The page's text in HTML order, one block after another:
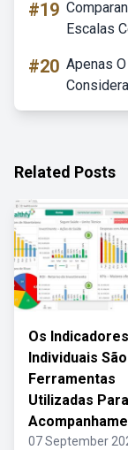
#19
Escalas
#20 Apenas
Related Posts
Os Indicadores
Individuais São
Ferramentas
Utilizadas Para
07 September